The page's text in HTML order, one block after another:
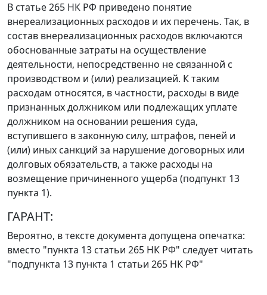
В статье 265 НК РФ приведено понятие
внереализационных расходов и их перечень. Так, в
состав внереализационных расходов включаются
обоснованные затраты на осуществление
деятельности, непосредственно не связанной с
производством и (или) реализацией. К таким
расходам относятся, в частности, расходы в виде
признанных должником или подлежащих уплате
должником на основании решения суда,
вступившего в законную силу, штрафов, пеней и
(или) иных санкций за нарушение договорных или
долговых обязательств, а также расходы на
возмещение причиненного ущерба (подпункт 13
пункта 1).
ГАРАНТ:
Вероятно, в тексте документа допущена опечатка:
вместо "пункта 13 статьи 265 НК РФ" следует читать
"подпункта 13 пункта 1 статьи 265 НК РФ"